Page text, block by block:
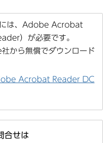
には、Adobe Acrobat
）が必要です。
から無償でダウンロード
Acrobat Reader DC
合せは